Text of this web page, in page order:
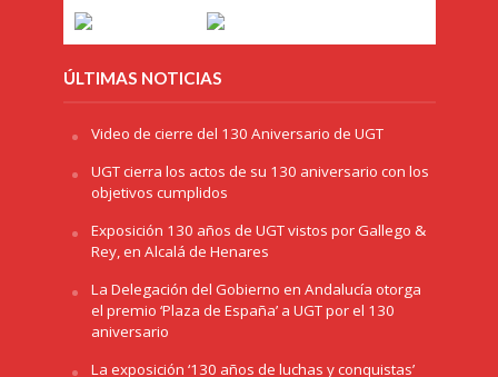
ÚLTIMAS NOTICIAS
Video de cierre del 130 Aniversario de UGT
UGT cierra los actos de su 130 aniversario con los
objetivos cumplidos
Exposición 130 años de UGT vistos por Gallego &
Rey, en Alcalá de Henares
La Delegación del Gobierno en Andalucía otorga
el premio ‘Plaza de España’ a UGT por el 130
aniversario
La exposición ‘130 años de luchas y conquistas’